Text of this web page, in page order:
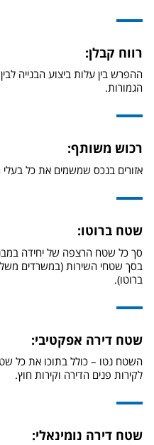
רווח קבלן:
ההפרש בין עלות ביצוע הבנייה
הגמורות.
רכוש משותף:
אזורים בנכס שמשמים את כל בעלי
שטח ברוטו:
סך כל שטח הרצפה של יחידה
בסך שטחי השירות (במשרדים
ברוטו).
שטח דירה אפקטיבי:
השטח נטו – כולל בתוכו את כל
לקירות פנים הדירה וקירות חוץ.
שטח דירה נומינאלי: